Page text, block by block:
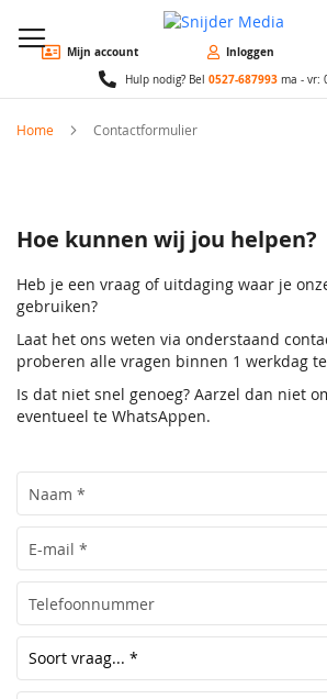
Mijn account Inloggen
Hulp nodig? Bel 0527-687993 ma - vr:
Home Contactformulier
Hoe kunnen wij jou helpen?
Heb je een vraag of uitdaging waar je
gebruiken?
Laat het ons weten via onderstaand
proberen alle vragen binnen 1 werkdag
Is dat niet snel genoeg? Aarzel dan niet
eventueel te WhatsAppen.